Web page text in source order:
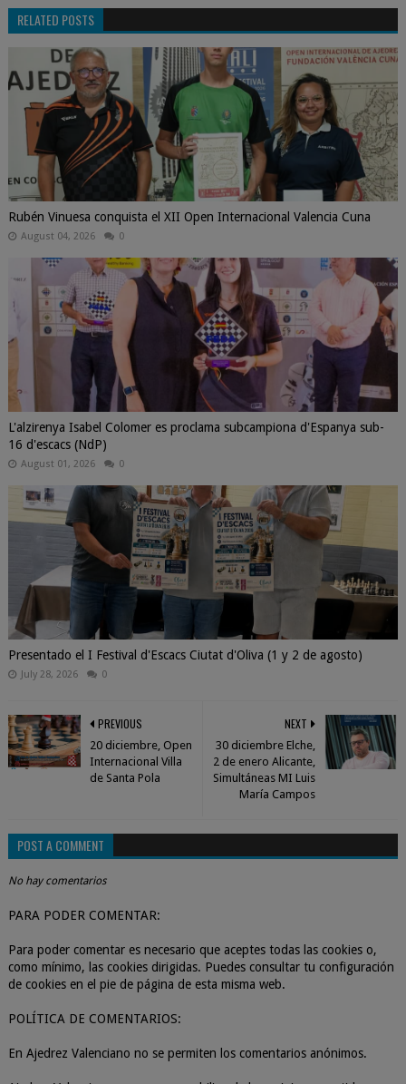
RELATED POSTS
Rubén Vinuesa conquista el XII Open Internacional Valencia Cuna
August 04, 2026 0
L'alzirenya Isabel Colomer es proclama subcampiona d'Espanya sub-
16 d'escacs (NdP)
August 01, 2026 0
Presentado el I Festival d'Escacs Ciutat d'Oliva (1 y 2 de agosto)
July 28, 2026 0
NEXT
30 diciembre Elche,
2 de enero Alicante,
Simultáneas MI Luis
María Campos
PREVIOUS
20 diciembre, Open
Internacional Villa
de Santa Pola
POST A COMMENT
No hay comentarios
PARA PODER COMENTAR:
Para poder comentar es necesario que aceptes todas las cookies o,
como mínimo, las cookies dirigidas. Puedes consultar tu configuración
de cookies en el pie de página de esta misma web.
POLÍTICA DE COMENTARIOS:
En Ajedrez Valenciano no se permiten los comentarios anónimos.